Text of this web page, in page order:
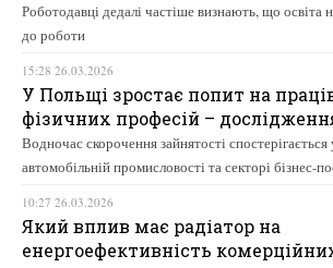
Роботодавці дедалі частіше визнають, що освіта
до роботи
15:28 26.03.2026
У Польщі зростає попит на
фізичних професій –
Водночас скорочення зайнятості спостерігається
автомобільній промисловості та секторі бізнес-
10:27 26.03.2026
Який вплив має радіатор на
енергоефективність комерційних